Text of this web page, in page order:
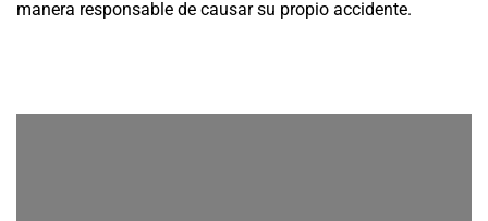
manera responsable de causar su propio accidente.